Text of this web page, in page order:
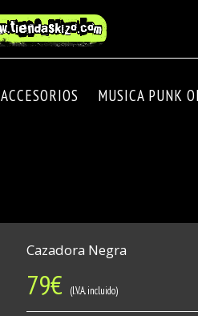
ACCESORIOS MUSICA PUNK
Cazadora Negra
79€ (I.V.A. incluido)